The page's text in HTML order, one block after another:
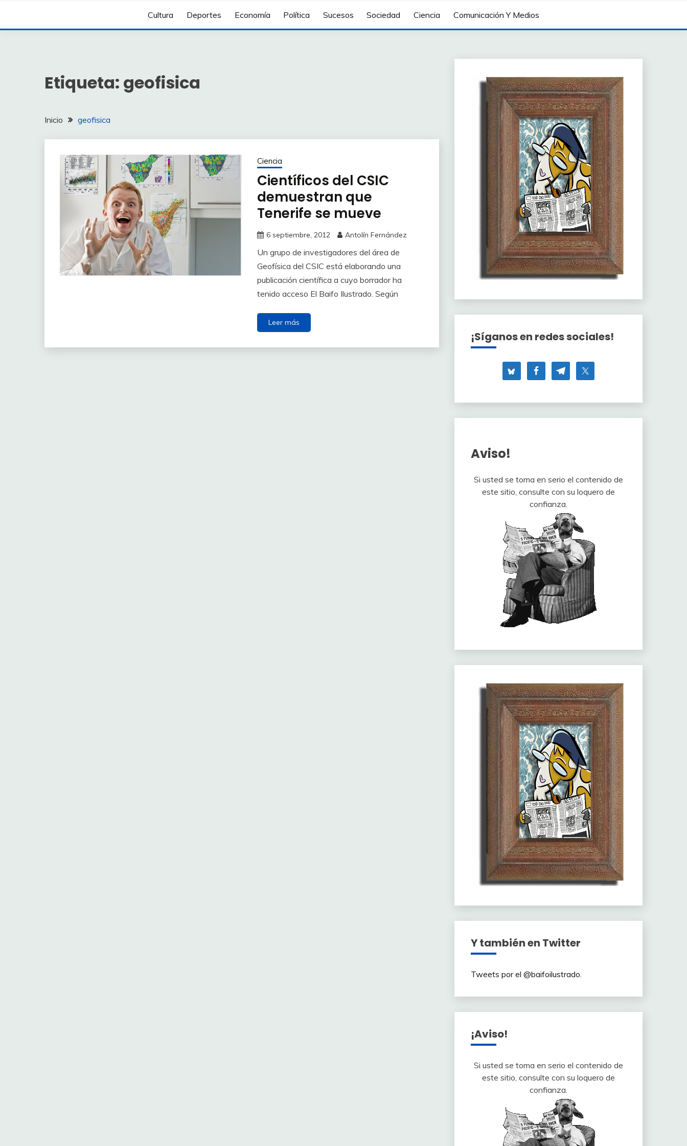
Cultura Deportes Economía Política Sucesos Sociedad Ciencia Comunicación Y Medios
Etiqueta: geofisica
Inicio geofisica
Ciencia
Científicos del CSIC
demuestran que
Tenerife se mueve
6 septiembre, 2012 Antolín Fernández
Un grupo de investigadores del área de
Geofísica del CSIC está elaborando una
publicación científica a cuyo borrador ha
tenido acceso El Baifo Ilustrado. Según
Leer más
¡Síganos en redes sociales!
Aviso!
Si usted se toma en serio el contenido de
este sitio, consulte con su loquero de
confianza.
Y también en Twitter
Tweets por el @baifoilustrado.
¡Aviso!
Si usted se toma en serio el contenido de
este sitio, consulte con su loquero de
confianza.